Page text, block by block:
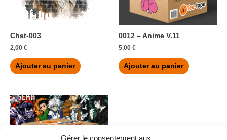
Gérer le consentement aux
Chat-003
2,00 €
Ajouter au panier
0012 – Anime V.11
5,00 €
Ajouter au panier